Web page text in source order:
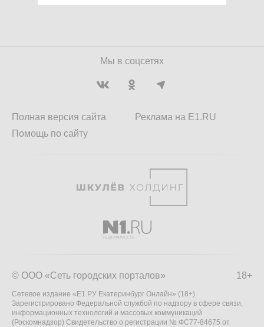
Мы в соцсетях
Полная версия сайта
Помощь по сайту
Реклама на E1.RU
18+
© ООО «Сеть городских порталов»
Сетевое издание «Е1.РУ Екатеринбург Онлайн» (18+)
Зарегистрировано Федеральной службой по надзору в сфере связи,
информационных технологий и массовых коммуникаций
(Роскомнадзор) Свидетельство о регистрации № ФС77-84675 от